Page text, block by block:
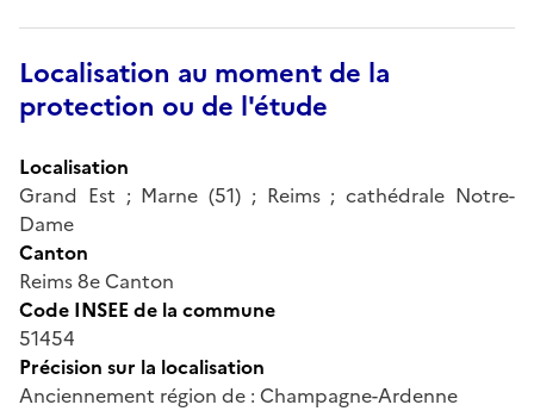
Localisation au moment de la
protection ou de l'étude
Localisation
Grand Est ; Marne (51) ; Reims ; cathédrale Notre-
Dame
Canton
Reims 8e Canton
Code INSEE de la commune
51454
Précision sur la localisation
Anciennement région de : Champagne-Ardenne